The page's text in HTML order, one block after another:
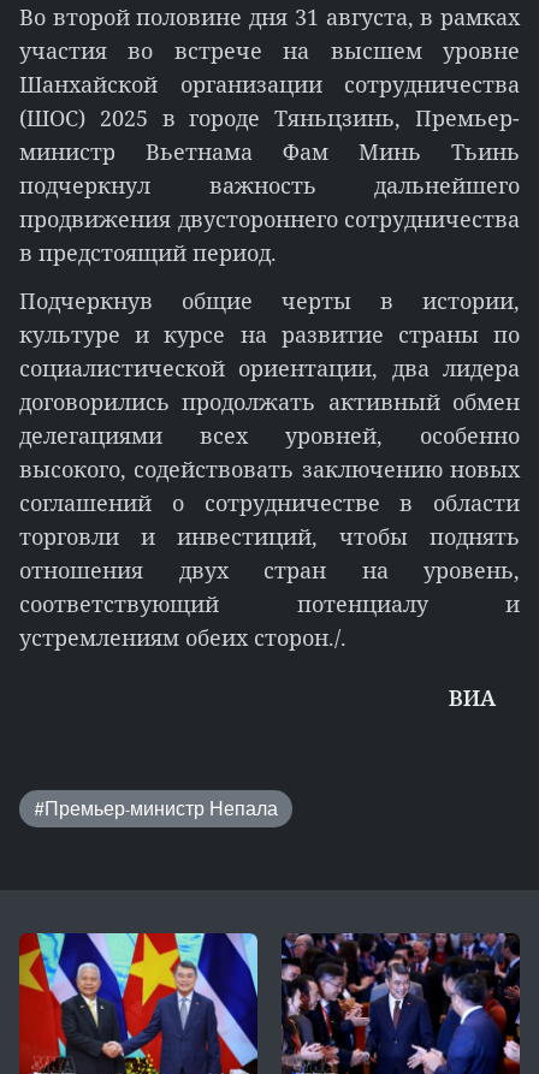
Во второй половине дня 31 августа, в рамках
участия во встрече на высшем уровне
Шанхайской организации сотрудничества
(ШОС) 2025 в городе Тяньцзинь, Премьер-
министр Вьетнама Фам Минь Тьинь
подчеркнул важность дальнейшего
продвижения двустороннего сотрудничества
в предстоящий период.
Подчеркнув общие черты в истории,
культуре и курсе на развитие страны по
социалистической ориентации, два лидера
договорились продолжать активный обмен
делегациями всех уровней, особенно
высокого, содействовать заключению новых
соглашений о сотрудничестве в области
торговли и инвестиций, чтобы поднять
отношения двух стран на уровень,
соответствующий потенциалу и
устремлениям обеих сторон./.
ВИА
#Премьер-министр Непала